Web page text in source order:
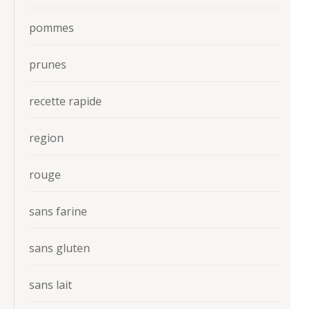
pommes
prunes
recette rapide
region
rouge
sans farine
sans gluten
sans lait